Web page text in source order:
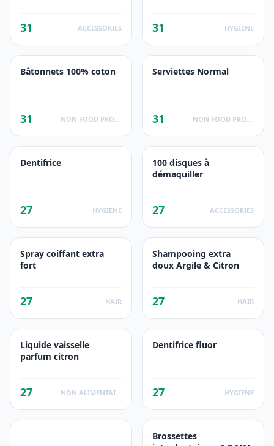
31 ACCESSORIES 31 HYGIENE
Bâtonnets 100% coton
31
Serviettes Normal
31
Dentifrice
27 HYGIENE
100 disques à
démaquiller
27 ACCESSORIES
Spray coiffant extra
fort
27 HAIR
Shampooing extra
doux Argile & Citron
27 HAIR
Liquide vaisselle
parfum citron
27
Dentifrice fluor
27 HYGIENE
Brossettes